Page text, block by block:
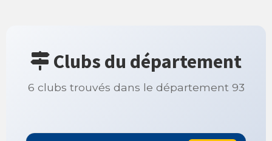
Clubs du département
6 clubs trouvés dans le département 93